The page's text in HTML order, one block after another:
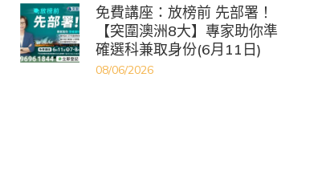
免費講座：放榜前 先部署！
【突圍澳洲8大】專家助你準
確選科兼取身份(6月11日)
08/06/2026